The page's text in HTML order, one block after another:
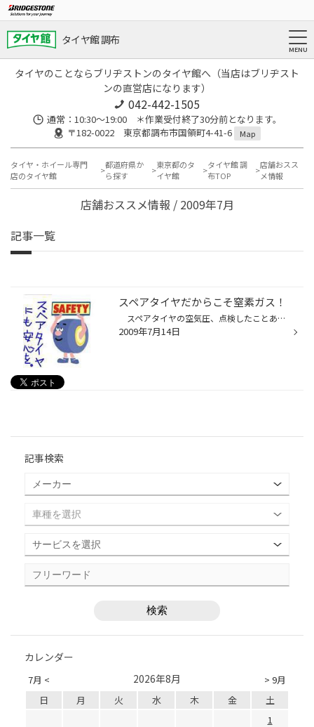
タイヤ館 調布
タイヤのことならブリヂストンのタイヤ館へ（当店はブリヂスト
ンの直営店になります）
042-442-1505
通常：10:30～19:00 ＊作業受付終了30分前となります。
〒182-0022 東京都調布市国領町4-41-6
Map
タイヤ・ホイール専門
店のタイヤ館
都道府県か
ら探す
東京都のタ
イヤ館
タイヤ館 調
布TOP
店舗おスス
メ情報
店舗おススメ情報 / 2009年7月
記事一覧
スペアタイヤだからこそ窒素ガス！
スペアタイヤの空気圧、点検したことありますか？ 使おうと思って取り出してみたら、空気圧が全然足りない… 近くに補充できそうなところもない…… 無理に走ればスペアタイヤまで故障してしまいます。 これでは宝の持ち腐れ。 せっかく積んであるのに意味がありません！ そこで 窒素ガス を入れてお...
2009年7月14日
記事検索
カレンダー
7月 < > 9月
2026年8月
日 月 火 水 木 金
土
1